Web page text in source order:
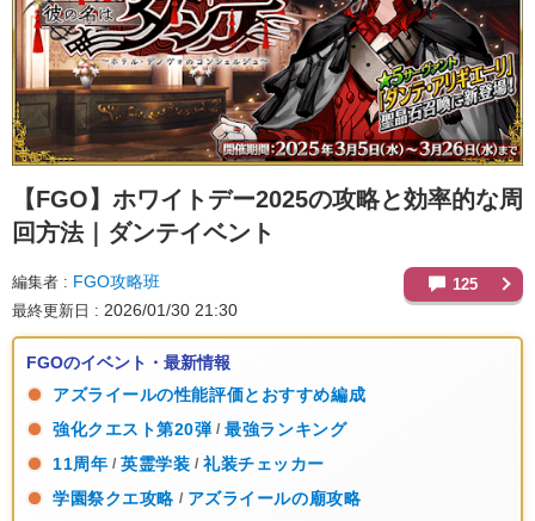
【FGO】 ホワイトデー2025の攻略と効率的な周
回方法｜ダンテイベント
編集者 FGO攻略班
最終更新日 2026/01/30 21:30
125
FGOのイベント・最新情報
アズライールの性能評価とおすすめ編成
強化クエスト第20弾 / 最強ランキング
11周年 / 英霊学装 / 礼装チェッカー
学園祭クエ攻略 / アズライールの廟攻略